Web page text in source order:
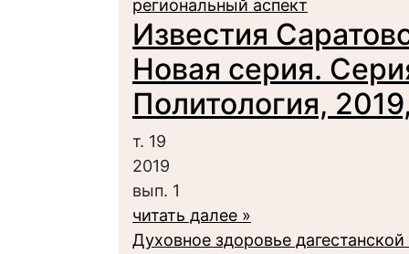
региональный аспект
Известия
Новая серия.
Политология,
т. 19
2019
вып. 1
читать далее »
Духовное здоровье